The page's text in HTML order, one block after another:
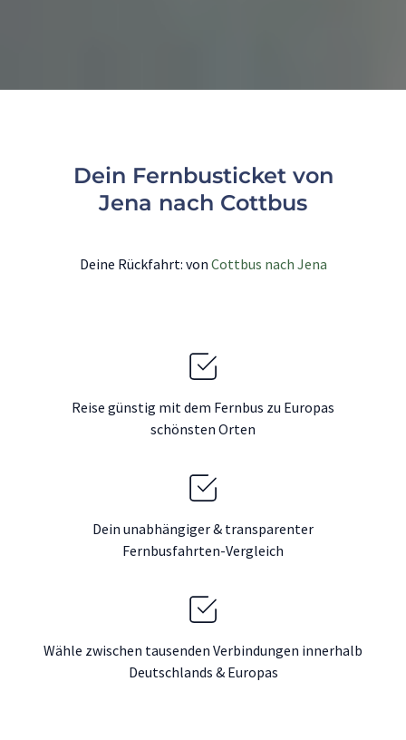
Dein Fernbusticket von
Jena nach Cottbus
Deine Rückfahrt: von Cottbus nach Jena
Reise günstig mit dem Fernbus zu Europas
schönsten Orten
Dein unabhängiger & transparenter
Fernbusfahrten-Vergleich
Wähle zwischen tausenden Verbindungen innerhalb
Deutschlands & Europas